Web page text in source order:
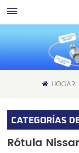
HOGAR
CATEGORÍAS
Rótula